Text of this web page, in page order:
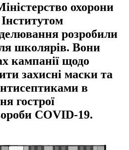
охорони
розробили
школярів. Вони
кампанії щодо
захисні маски та
в
гострої
COVID-19.